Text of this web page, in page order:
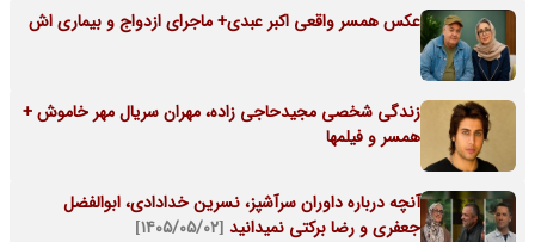
عکس همسر واقعی اکبر عبدی+ ماجرای ازدواج و بیماری اش
زندگی شخصی مجیدحاجی زاده، مهران سریال مهر خاموش +
همسر و فیلمها
آنچه درباره داوران سرآشپز، نسرین خدادادی، ابوالفضل
جعفری و رضا برکتی نمیدانید [۱۴۰۵/۰۵/۰۲]